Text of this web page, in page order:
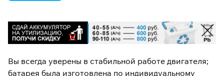
Вы всегда уверены в стабильной работе двигателя;
батарея была изготовлена ​​по индивидуальному